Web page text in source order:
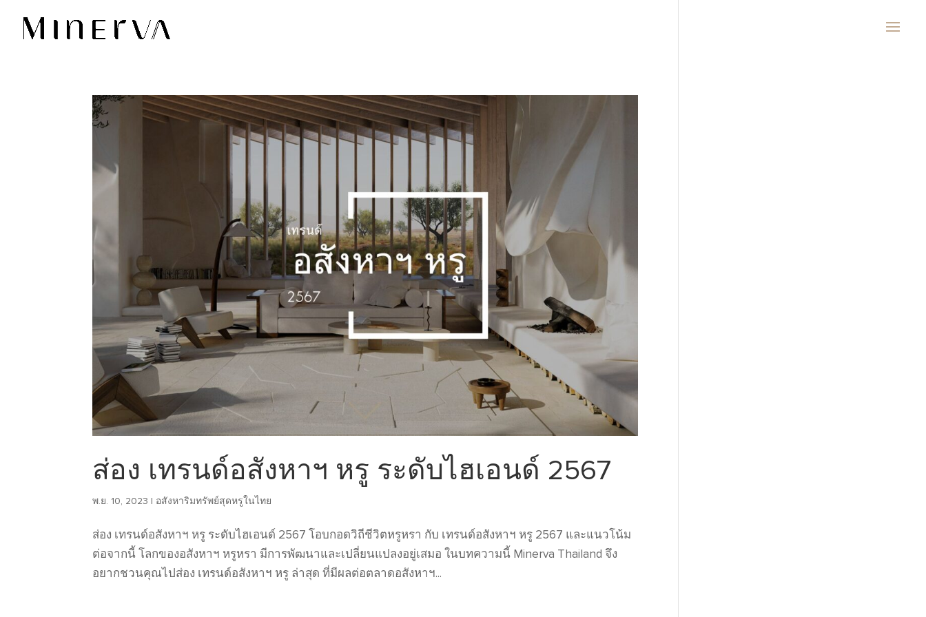
ส่อง เทรนด์อสังหาฯ หรู ระดับไฮเอนด์ 2567
พ.ย. 10, 2023 | อสังหาริมทรัพย์สุดหรูในไทย
ส่อง เทรนด์อสังหาฯ หรู ระดับไฮเอนด์ 2567 โอบกอดวิถีชีวิตหรูหรา กับ เทรนด์อสังหาฯ หรู 2567 และแนวโน้ม
ต่อจากนี้ โลกของอสังหาฯ หรูหรา มีการพัฒนาและเปลี่ยนแปลงอยู่เสมอ ในบทความนี้ Minerva Thailand จึง
อยากชวนคุณไปส่อง เทรนด์อสังหาฯ หรู ล่าสุด ที่มีผลต่อตลาดอสังหาฯ...